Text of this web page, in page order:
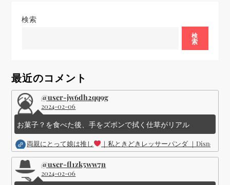
シ
ン
検索
検
索
最近のコメント
@user-jw6dh2qq9g
2024-02-06
お菓子？を食べた後、手をズボンで拭く仕草がリアル
両親にとって娘は推し ｜私ときどきレッサーパンダ ｜Disney (
@user-fl1zk5ww7n
2024-02-06